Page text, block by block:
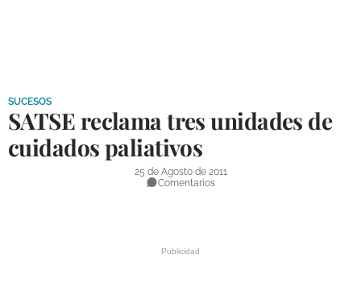
DEPORTES
SUCESOS
SATSE reclama tres unidades de
cuidados paliativos
25 de Agosto de 2011
Comentarios